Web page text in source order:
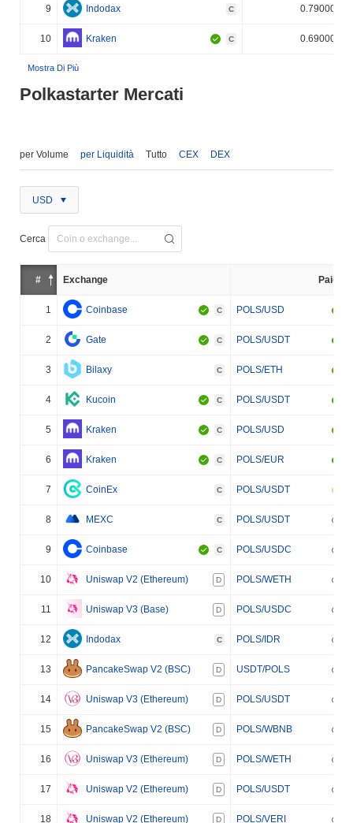
9 Indodax C 0.790000%
10 Kraken C 0.690000%
Mostra Di Più
Polkastarter Mercati
per Volume per Liquidità Tutto CEX DEX
USD
Cerca
# Exchange Paio
1 Coinbase C POLS/USD
2 Gate C POLS/USDT
3 Bilaxy C POLS/ETH
4 Kucoin C POLS/USDT
5 Kraken C POLS/USD
6 Kraken C POLS/EUR
7 CoinEx C POLS/USDT
8 MEXC C POLS/USDT
9 Coinbase C POLS/USDC
10 Uniswap V2 (Ethereum) D POLS/WETH
11 Uniswap V3 (Base) D POLS/USDC
12 Indodax C POLS/IDR
13 PancakeSwap V2 (BSC) D USDT/POLS
14 Uniswap V3 (Ethereum) D POLS/USDT
15 PancakeSwap V2 (BSC) D POLS/WBNB
16 Uniswap V3 (Ethereum) D POLS/WETH
17 Uniswap V2 (Ethereum) D POLS/USDT
18 Uniswap V2 (Ethereum) D POLS/VERI